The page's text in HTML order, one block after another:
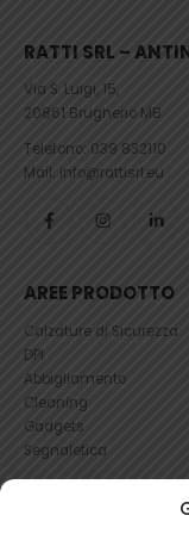
RATTI SRL –
Via S. Luigi, 15,
20861 Brugherio MB
Telefono: 039 832110
Mail: info@rattisrl.eu
AREE PRODOTTO
Calzature di Sicurezza
DPI
Abbigliamento
Cleaning
Gadgets
Segnaletica